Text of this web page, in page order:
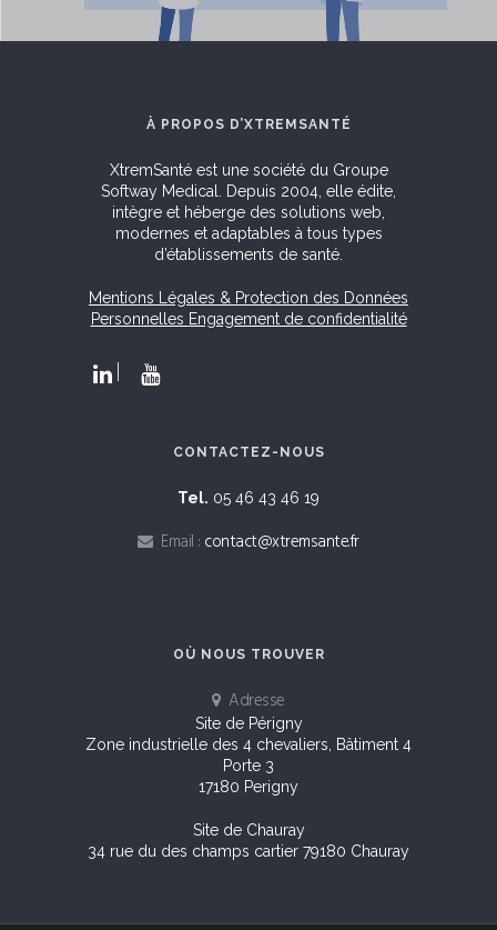
À PROPOS D’XTREMSANTÉ
XtremSanté est une société du Groupe
Softway Medical. Depuis 2004, elle édite,
intègre et héberge des solutions web,
modernes et adaptables à tous types
d’établissements de santé.
Mentions Légales & Protection des Données
Personnelles Engagement de confidentialité
CONTACTEZ-NOUS
Tel. 05 46 43 46 19
Email : contact@xtremsante.fr
OÙ NOUS TROUVER
Adresse
Site de Périgny
Zone industrielle des 4 chevaliers, Bâtiment 4
Porte 3
17180 Perigny
Site de Chauray
34 rue du des champs cartier 79180 Chauray